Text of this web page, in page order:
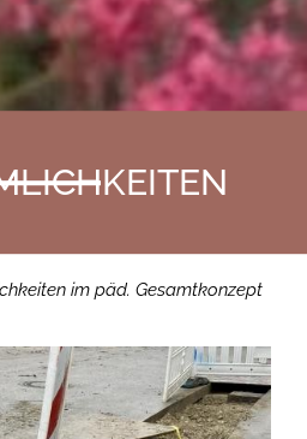
im päd. Gesamtkonzept